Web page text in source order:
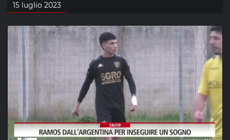
15 luglio 2023